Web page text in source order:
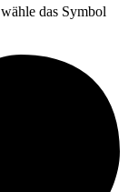
das Symbol